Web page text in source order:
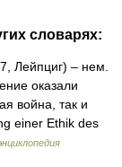
словарях:
Лейпциг) – нем.
оказали
война, так и
einer Ethik des